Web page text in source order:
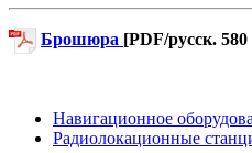
Брошюра [PDF/русск.
Навигационное
Радиолокационные